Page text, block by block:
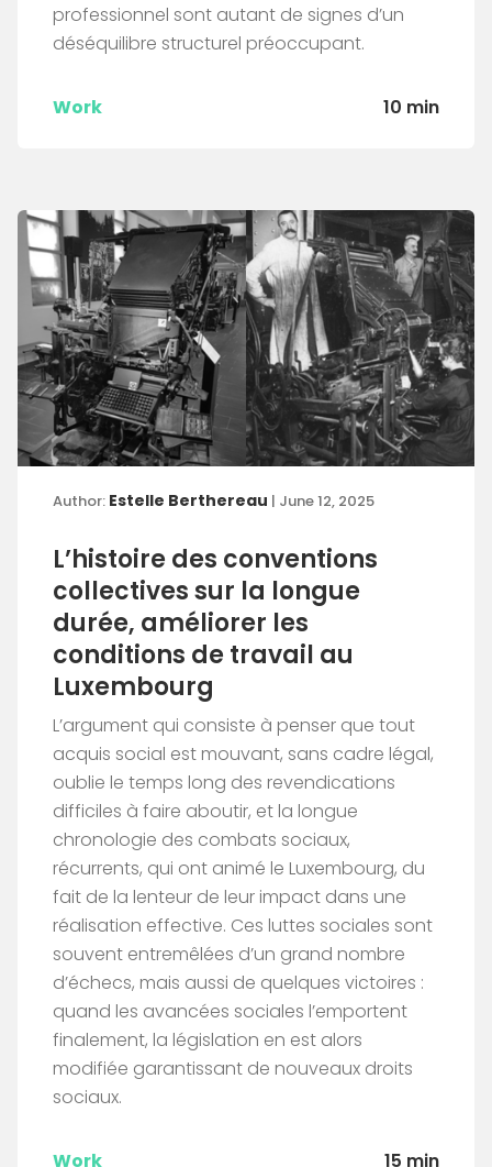
professionnel sont autant de signes d’un
déséquilibre structurel préoccupant.
Work 10 min
Author: Estelle Berthereau | June 12, 2025
L’histoire des conventions
collectives sur la longue
durée, améliorer les
conditions de travail au
Luxembourg
L’argument qui consiste à penser que tout
acquis social est mouvant, sans cadre légal,
oublie le temps long des revendications
difficiles à faire aboutir, et la longue
chronologie des combats sociaux,
récurrents, qui ont animé le Luxembourg, du
fait de la lenteur de leur impact dans une
réalisation effective. Ces luttes sociales sont
souvent entremêlées d’un grand nombre
d’échecs, mais aussi de quelques victoires :
quand les avancées sociales l’emportent
finalement, la législation en est alors
modifiée garantissant de nouveaux droits
sociaux.
Work 15 min